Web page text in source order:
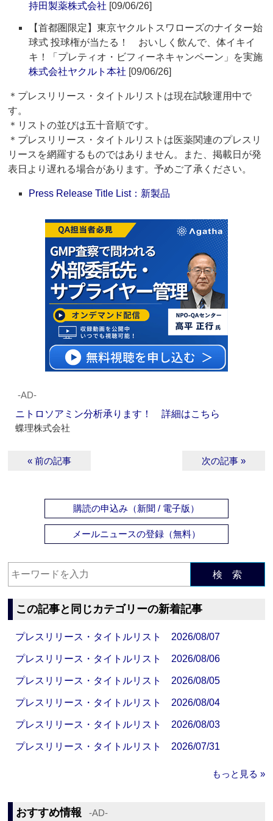
持田製薬株式会社 [09/06/26]
【首都圏限定】東京ヤクルトスワローズのナイター始
球式 投球権が当たる！ おいしく飲んで、体イキイ
キ！「プレティオ・ビフィーネキャンペーン」を実施
株式会社ヤクルト本社 [09/06/26]
＊プレスリリース・タイトルリストは現在試験運用中で
す。
＊リストの並びは五十音順です。
＊プレスリリース・タイトルリストは医薬関連のプレスリ
リースを網羅するものではありません。また、掲載日が発
表日より遅れる場合があります。予めご了承ください。
Press Release Title List：新製品
‐AD‐
ニトロソアミン分析承ります！ 詳細はこちら
蝶理株式会社
« 前の記事 次の記事 »
購読の申込み（新聞 / 電子版）
メールニュースの登録（無料）
検 索
この記事と同じカテゴリーの新着記事
プレスリリース・タイトルリスト 2026/08/07
プレスリリース・タイトルリスト 2026/08/06
プレスリリース・タイトルリスト 2026/08/05
プレスリリース・タイトルリスト 2026/08/04
プレスリリース・タイトルリスト 2026/08/03
プレスリリース・タイトルリスト 2026/07/31
もっと見る »
おすすめ情報 ‐AD‐